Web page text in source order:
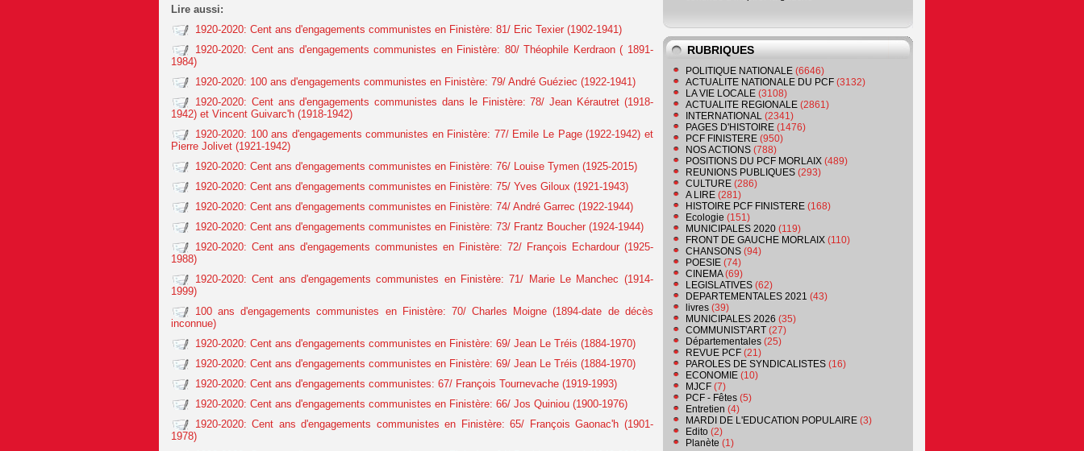
Lire aussi:
1920-2020: Cent ans d'engagements communistes en Finistère: 81/ Eric Texier (1902-1941)
1920-2020: Cent ans d'engagements communistes en Finistère: 80/ Théophile Kerdraon ( 1891-
1984)
1920-2020: 100 ans d'engagements communistes en Finistère: 79/ André Guéziec (1922-1941)
1920-2020: Cent ans d'engagements communistes dans le Finistère: 78/ Jean Kérautret (1918-
1942) et Vincent Guivarc'h (1918-1942)
1920-2020: 100 ans d'engagements communistes en Finistère: 77/ Emile Le Page (1922-1942) et
Pierre Jolivet (1921-1942)
1920-2020: Cent ans d'engagements communistes en Finistère: 76/ Louise Tymen (1925-2015)
1920-2020: Cent ans d'engagements communistes en Finistère: 75/ Yves Giloux (1921-1943)
1920-2020: Cent ans d'engagements communistes en Finistère: 74/ André Garrec (1922-1944)
1920-2020: Cent ans d'engagements communistes en Finistère: 73/ Frantz Boucher (1924-1944)
1920-2020: Cent ans d'engagements communistes en Finistère: 72/ François Echardour (1925-
1988)
1920-2020: Cent ans d'engagements communistes en Finistère: 71/ Marie Le Manchec (1914-
1999)
100 ans d'engagements communistes en Finistère: 70/ Charles Moigne (1894-date de décès
inconnue)
1920-2020: Cent ans d'engagements communistes en Finistère: 69/ Jean Le Tréis (1884-1970)
1920-2020: Cent ans d'engagements communistes en Finistère: 69/ Jean Le Tréis (1884-1970)
1920-2020: Cent ans d'engagements communistes: 67/ François Tournevache (1919-1993)
1920-2020: Cent ans d'engagements communistes en Finistère: 66/ Jos Quiniou (1900-1976)
1920-2020: Cent ans d'engagements communistes en Finistère: 65/ François Gaonac'h (1901-
1978)
RUBRIQUES
POLITIQUE NATIONALE (6646)
ACTUALITE NATIONALE DU PCF (3132)
LA VIE LOCALE (3108)
ACTUALITE REGIONALE (2861)
INTERNATIONAL (2341)
PAGES D'HISTOIRE (1476)
PCF FINISTERE (950)
NOS ACTIONS (788)
POSITIONS DU PCF MORLAIX (489)
REUNIONS PUBLIQUES (293)
CULTURE (286)
A LIRE (281)
HISTOIRE PCF FINISTERE (168)
Ecologie (151)
MUNICIPALES 2020 (119)
FRONT DE GAUCHE MORLAIX (110)
CHANSONS (94)
POESIE (74)
CINEMA(69)
LEGISLATIVES (62)
DEPARTEMENTALES 2021 (43)
livres (39)
MUNICIPALES 2026 (35)
COMMUNIST'ART (27)
Départementales (25)
REVUE PCF (21)
PAROLES DE SYNDICALISTES (16)
ECONOMIE (10)
MJCF (7)
PCF - Fêtes (5)
Entretien (4)
MARDI DE L'EDUCATION POPULAIRE (3)
Edito (2)
Planète (1)